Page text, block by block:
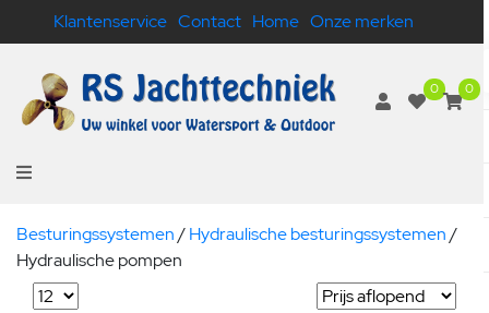
Klantenservice Contact Home Onze merken
0 0
Besturingssystemen/Hydraulische besturingssystemen/
Hydraulische pompen